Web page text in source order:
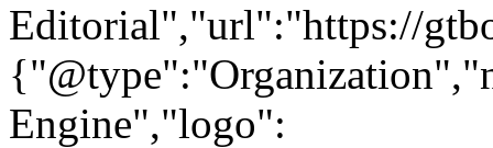
Editorial","url":"https://
Engine","logo":